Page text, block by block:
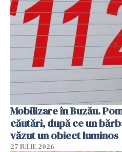
Mobilizare în Buzău.
căutări, după ce un
văzut un obiect luminos
27 IULIE 2026